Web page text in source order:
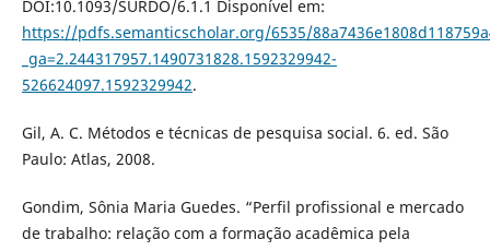
DOI:10.1093/SURDO/6.1.1 Disponível em:
https://pdfs.semanticscholar.org/6535/
_ga=2.244317957.1490731828.1592329942-
526624097.1592329942.
Gil, A. C. Métodos e técnicas de pesquisa social. 6. ed. São
Paulo: Atlas, 2008.
Gondim, Sônia Maria Guedes. “Perfil profissional e mercado
de trabalho: relação com a formação acadêmica pela